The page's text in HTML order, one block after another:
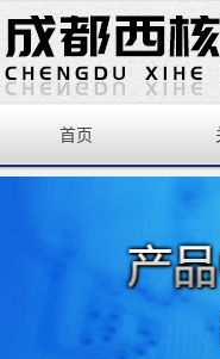
首页